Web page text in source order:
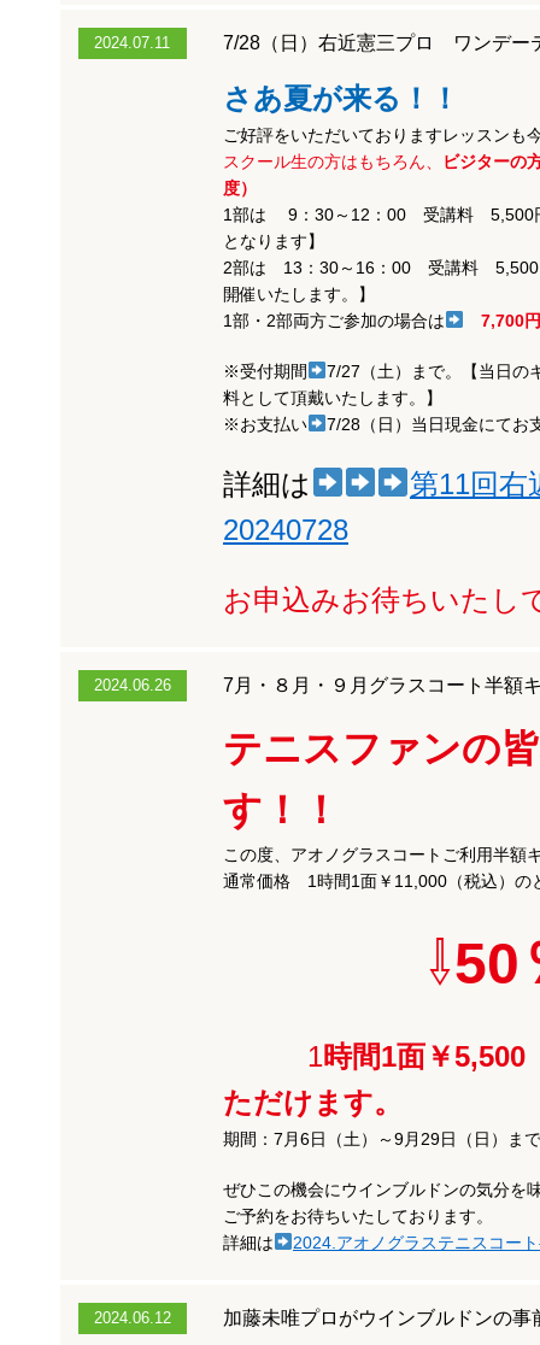
2024.07.11 7/28（日）右近憲三プロ ワンデー
さあ夏が来る！！
ご好評をいただいておりますレッスンも
スクール生の方はもちろん、
ビジターの
度）
1部は 9：30～12：00 受講料 5,500円
となります】
2部は 13：30～16：00 受講料 5,500
開催いたします。】
1部・2部両方ご参加の場合は
7,700
※受付期間
7/27（土）まで。【当日の
料として頂戴いたします。】
※お支払い
7/28（日）当日現金にてお
詳細は
第11回右
20240728
お申込みお待ちいたし
2024.06.26 7月・８月・９月グラスコート半額
テニスファンの
す！！
この度、アオノグラスコートご利用半額
通常価格 1時間1面￥11,000（税込）の
⇩50
1時間1面￥
ただけます。
期間：7月6日（土）～9月29日（日）ま
ぜひこの機会にウインブルドンの気分を
ご予約をお待ちいたしております。
詳細は
2024.アオノグラステニスコー
2024.06.12 加藤未唯プロがウインブルドンの事